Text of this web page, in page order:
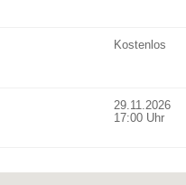
Kostenlos
29.11.2026
17:00 Uhr